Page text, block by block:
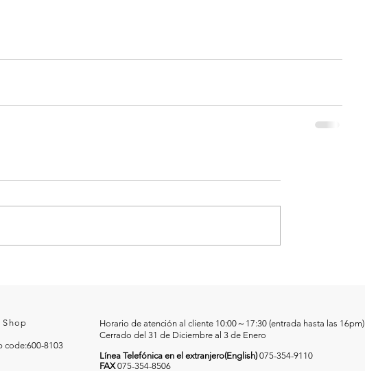
code:600-8103
Horario de atención al cliente 10:00～17:30 (entrada hasta las 16pm)
Cerrado del 31 de Diciembre al 3 de Enero
Línea Telefónica en el extranjero(English)075-354-9110
FAX075-354-8506